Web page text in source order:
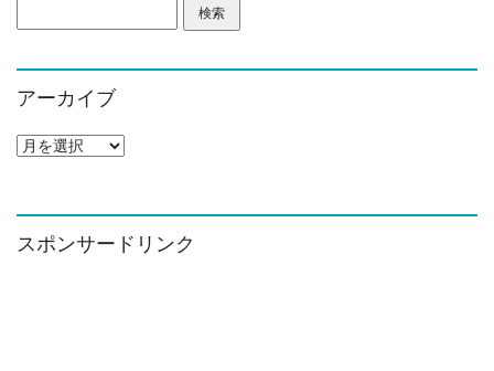
索:
アーカイブ
ア
イ
ブ
スポンサードリンク